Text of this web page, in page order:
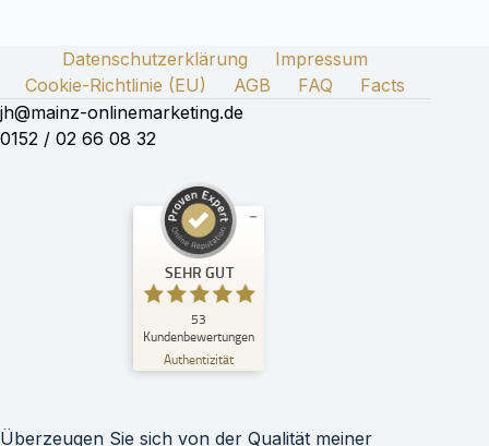
Datenschutzerklärung
Impressum
Cookie-Richtlinie (EU)
AGB FAQ
Facts
jh@mainz-onlinemarketing.de
0152 / 02 66 08 32
SEHR GUT
53
Kundenbewertungen
Authentizität
Kundenbewertungen und Erfahrungen zu
Julia Hertha
%
Empfehlungen auf
ProvenExpert.com
4,99
35
Überzeugen Sie sich von der Qualität meiner